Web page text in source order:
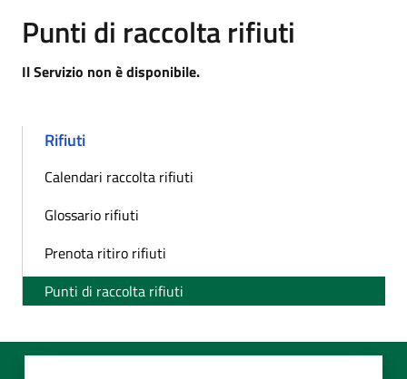
Punti di raccolta rifiuti
Il Servizio non è disponibile.
Rifiuti
Calendari raccolta rifiuti
Glossario rifiuti
Prenota ritiro rifiuti
Punti di raccolta rifiuti